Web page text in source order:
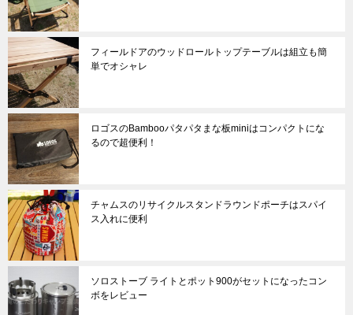
フィールドアのウッドロールトップテーブルは組立も簡
単でオシャレ
ロゴスのBambooパタパタまな板miniはコンパクトにな
るので超便利！
チャムスのリサイクルスタンドラウンドポーチはスパイ
ス入れに便利
ソロストーブ ライトとポット900がセットになったコン
ボをレビュー